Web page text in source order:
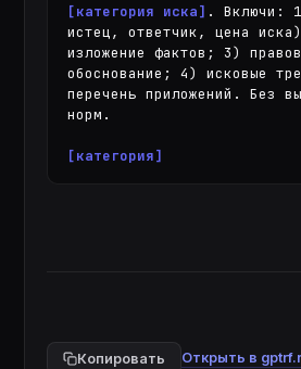
[категория иска] . Включи:
истец, ответчик, цена
изложение фактов; 3)
обоснование; 4) исковые
перечень приложений. Без
норм.
[категория]
Копировать Открыть в